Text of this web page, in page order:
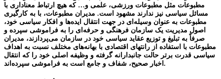
مطبوعات مثل مطبوعات ورزشی، علمی و… که هیچ ارتباط معناداری با
مسائل سیاسی نیز ندارند مشهود است. مدیران مطبوعات، با به کارگیری
مطبوعات به عنوان وسیله‌ای در جهت انتقال ایده‌ها و افکار سیاسی خود،
اصول مدیریت یک سازمان فرهنگی و حرفه‌ای را به فراموشی سپرده و
صرفاً به تبلیغ و توزیع عقاید سیاسی خود در سازمان می‌پردازند، مدیران
مطبوعات با استفاده از رانتهای اقتصادی با بهانه‌های مختلف نسبت به اهداف
سیاسی قدرت برتر حالت جانبدارانه گرفته و وظیفه اصلی خود را که انتقال
اخبار صحیح، شفاف و جامع است به فراموشی سپرده‌اند.